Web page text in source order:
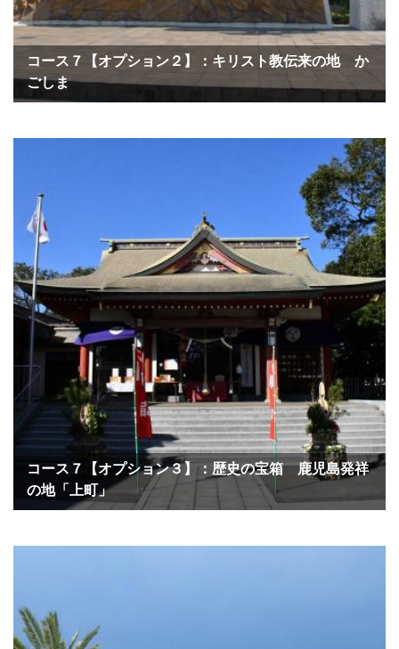
コース７【オプション２】：キリスト教伝来の地 か
ごしま
コース７【オプション３】：歴史の宝箱 鹿児島発祥
の地「上町」